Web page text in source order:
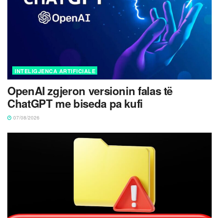
INTELIGJENCA ARTIFICIALE
OpenAI zgjeron versionin falas të
ChatGPT me biseda pa kufi
07/08/2026